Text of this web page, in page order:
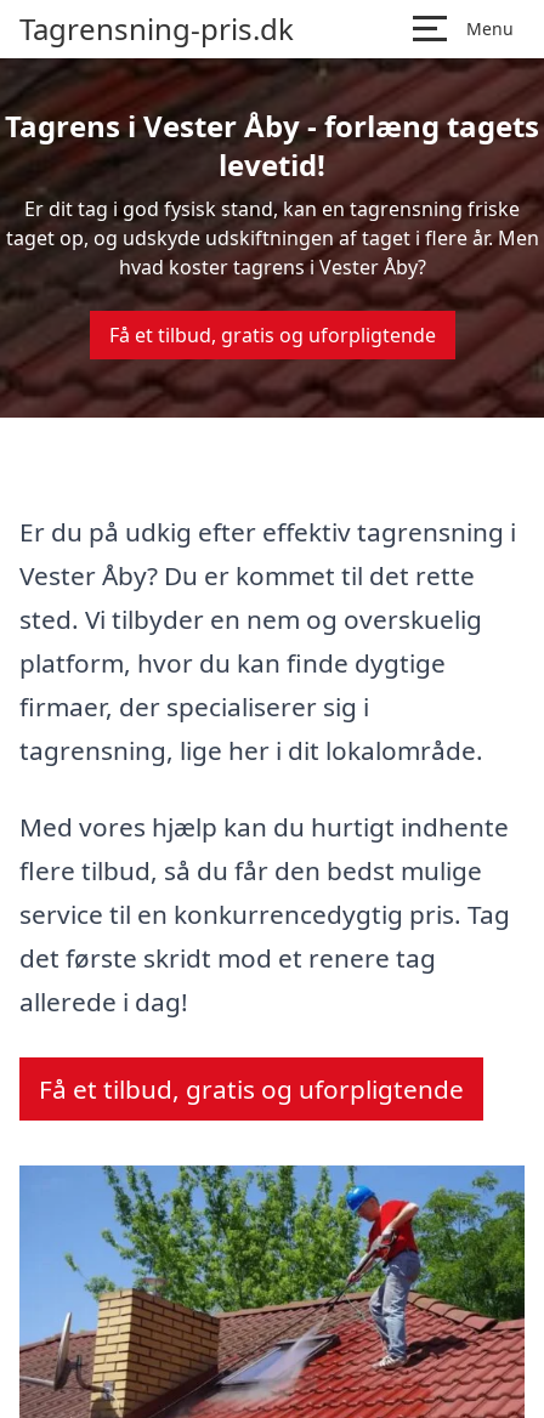
Tagrensning-pris.dk Menu
Tagrens i Vester Åby - forlæng tagets
levetid!
Er dit tag i god fysisk stand, kan en tagrensning friske
taget op, og udskyde udskiftningen af taget i flere år. Men
hvad koster tagrens i Vester Åby?
Få et tilbud, gratis og uforpligtende
Er du på udkig efter effektiv tagrensning i
Vester Åby? Du er kommet til det rette
sted. Vi tilbyder en nem og overskuelig
platform, hvor du kan finde dygtige
firmaer, der specialiserer sig i
tagrensning, lige her i dit lokalområde.
Med vores hjælp kan du hurtigt indhente
flere tilbud, så du får den bedst mulige
service til en konkurrencedygtig pris. Tag
det første skridt mod et renere tag
allerede i dag!
Få et tilbud, gratis og uforpligtende